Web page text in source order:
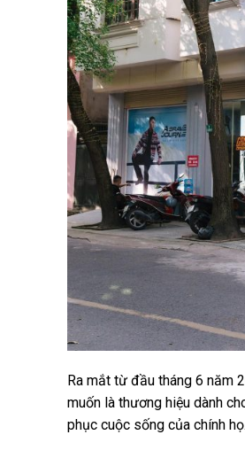
Ra mắt từ đầu tháng 6 năm
muốn là thương hiệu dành
phục cuộc sống của chính họ.